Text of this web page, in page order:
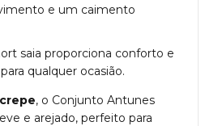
e um caimento
saia proporciona conforto e
qualquer ocasião.
crepe, o Conjunto Antunes
e arejado, perfeito para